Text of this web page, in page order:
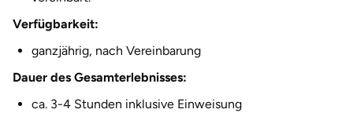
Verfügbarkeit:
ganzjährig, nach Vereinbarung
Dauer des Gesamterlebnisses:
ca. 3-4 Stunden inklusive Einweisung